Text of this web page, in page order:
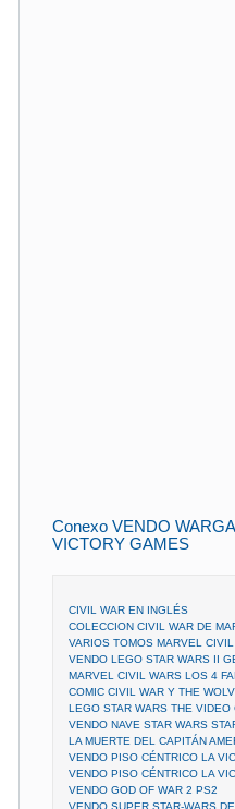
Conexo VENDO
VICTORY GAMES
CIVIL WAR EN INGLÉS
COLECCION CIVIL WAR DE
VARIOS TOMOS MARVEL
VENDO LEGO STAR WARS II
MARVEL CIVIL WARS LOS 4
COMIC CIVIL WAR Y THE
LEGO STAR WARS THE VIDEO
VENDO NAVE STAR WARS
LA MUERTE DEL CAPITÁN
VENDO PISO CÉNTRICO LA
VENDO PISO CÉNTRICO LA
VENDO GOD OF WAR 2 PS2